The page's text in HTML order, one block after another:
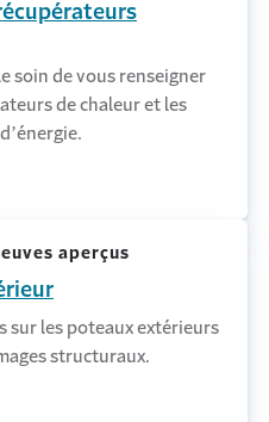
soin de vous renseigner
de chaleur et les
aperçus
sur les poteaux extérieurs
structuraux.